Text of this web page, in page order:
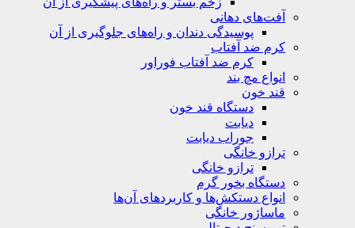
آفت‌های دهانی
پوسیدگی دندان و راه‌های جلوگیری از آن
کرم ضد آفتاب
کرم ضد آفتاب فوراور
انواع مچ بند
قند خون
دستگاه قند خون
دیابت
جوراب دیابت
ترازو خانگی
ترازو خانگی
دستگاه بخور گرم
انواع دستکش‌ها و کاربردهای آن‌ها
ماساژور خانگی